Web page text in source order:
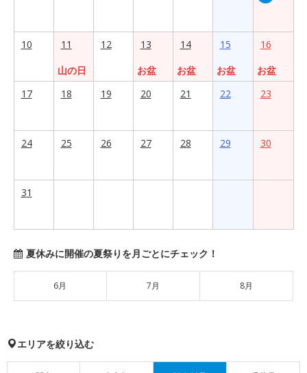
10
11
山の日
12
13
お盆
14
お盆
15
お盆
16
お盆
17
18 19 20 21 22 23
24 25 26 27 28 29 30
31
夏休みに開催の夏祭りを月ごとにチェック！
6月 7月 8月
エリアを絞り込む